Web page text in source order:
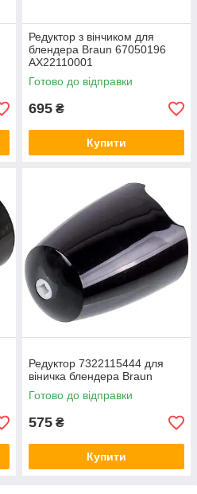
Редуктор з вінчиком для
блендера Braun 67050196
AX22110001
Готово до відправки
695 ₴
Купити
Редуктор 7322115444 для
віничка блендера Braun
Готово до відправки
575 ₴
Купити